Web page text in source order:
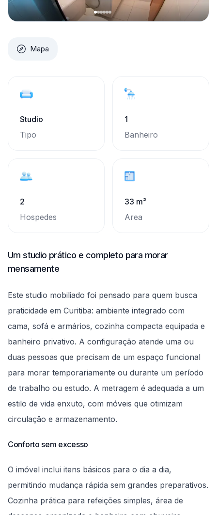
Mapa
Studio
Tipo
1
Banheiro
2
Hospedes
33 m²
Area
Um studio prático e completo para morar
mensamente
Este studio mobiliado foi pensado para quem busca
praticidade em Curitiba: ambiente integrado com
cama, sofá e armários, cozinha compacta equipada e
banheiro privativo. A configuração atende uma ou
duas pessoas que precisam de um espaço funcional
para morar temporariamente ou durante um período
de trabalho ou estudo. A metragem é adequada a um
estilo de vida enxuto, com móveis que otimizam
circulação e armazenamento.
Conforto sem excesso
O imóvel inclui itens básicos para o dia a dia,
permitindo mudança rápida sem grandes preparativos.
Cozinha prática para refeições simples, área de